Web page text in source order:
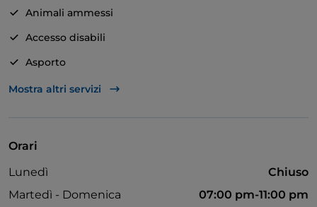
Animali ammessi
Accesso disabili
Asporto
Bagno per disabili
Mostra altri servizi
Orari
Lunedì
Chiuso
Martedì - Domenica
07:00 pm-11:00 pm